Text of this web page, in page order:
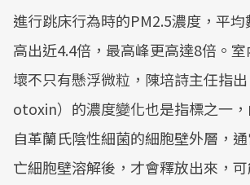
進行跳床行為時的PM2.5濃度，平
高出近4.4倍，最高峰更高達8倍。
壞不只有懸浮微粒，陳培詩主任指
otoxin）的濃度變化也是指標之一
自革蘭氏陰性細菌的細胞壁外層，
亡細胞壁溶解後，才會釋放出來，